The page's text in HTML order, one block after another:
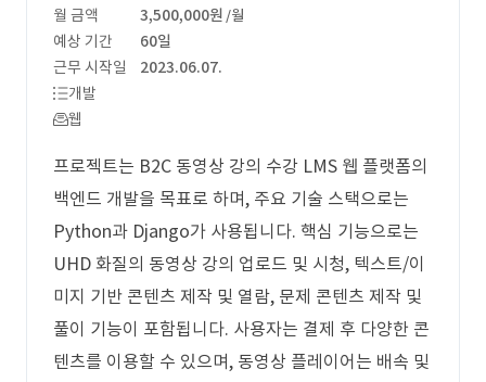
월 금액 3,500,000원 /월
예상 기간
60일
근무 시작일
2023.06.07.
개발
웹
프로젝트는 B2C 동영상 강의 수강 LMS 웹 플랫폼의
백엔드 개발을 목표로 하며, 주요 기술 스택으로는
Python과 Django가 사용됩니다. 핵심 기능으로는
UHD 화질의 동영상 강의 업로드 및 시청, 텍스트/이
미지 기반 콘텐츠 제작 및 열람, 문제 콘텐츠 제작 및
풀이 기능이 포함됩니다. 사용자는 결제 후 다양한 콘
텐츠를 이용할 수 있으며, 동영상 플레이어는 배속 및